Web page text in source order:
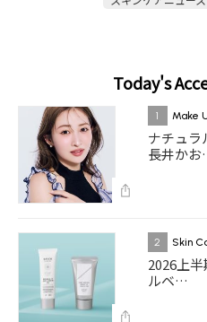
Today's
1 Make
ナチュラ
長井か
2 Skin
2026上
ルベ…